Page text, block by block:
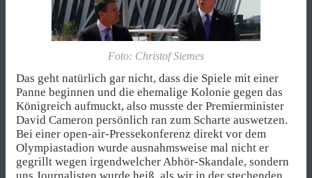
Foto: Christof Siemes
Das geht natürlich gar nicht, dass die Spiele mit einer
Panne beginnen und die ehemalige Kolonie gegen das
Königreich aufmuckt, also musste der Premierminister
David Cameron persönlich ran zum Scharte auswetzen.
Bei einer open-air-Pressekonferenz direkt vor dem
Olympiastadion wurde ausnahmsweise mal nicht er
gegrillt wegen irgendwelcher Abhör-Skandale, sondern